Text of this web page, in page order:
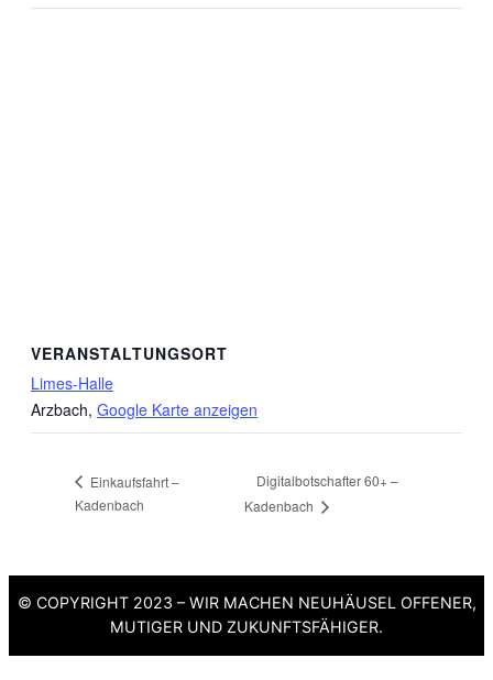
VERANSTALTUNGSORT
Limes-Halle
Arzbach, Google Karte anzeigen
Einkaufsfahrt –
Kadenbach
Digitalbotschafter 60+ –
Kadenbach
© COPYRIGHT 2023 – WIR MACHEN NEUHÄUSEL OFFENER,
MUTIGER UND ZUKUNFTSFÄHIGER.